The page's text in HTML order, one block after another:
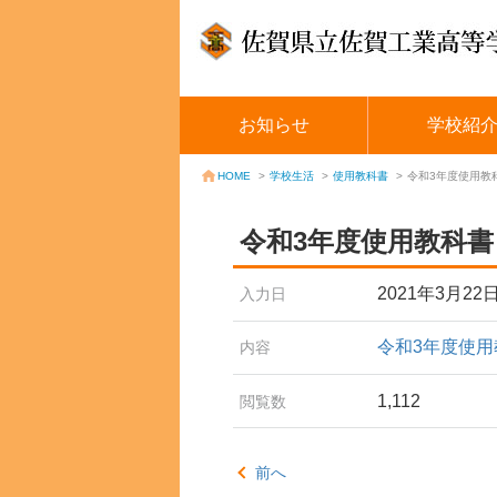
お知らせ 学校紹介
HOME > 学校生活 > 使用教科書 > 令和3年度使用教
令和3年度使用教科書
入力日 2021年3月22
内容 令和3年度使
閲覧数 1,112
前へ